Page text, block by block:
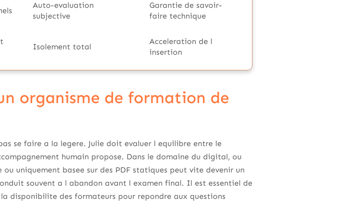
Auto-evaluation
subjective
Garantie de savoir-
faire technique
Isolement total
Acceleration de l
insertion
organisme de formation de
se faire a la legere. Julie doit evaluer l equilibre entre le
humain propose. Dans le domaine du digital, ou
uniquement basee sur des PDF statiques peut vite devenir un
souvent a l abandon avant l examen final. Il est essentiel de
disponibilite des formateurs pour repondre aux questions